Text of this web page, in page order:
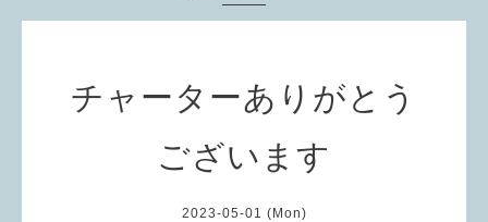
チャーターありがとう
ございます
2023-05-01 (Mon)